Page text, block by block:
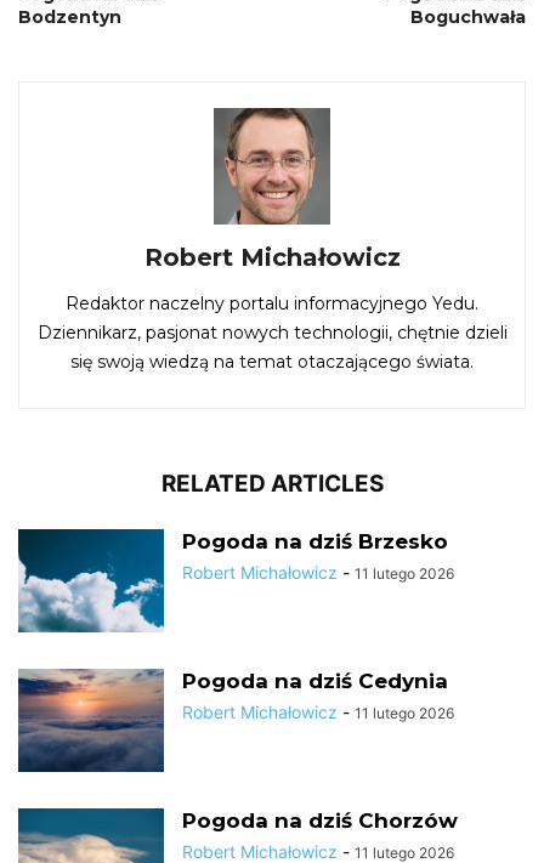
Bodzentyn
Boguchwała
Robert Michałowicz
Redaktor naczelny portalu informacyjnego Yedu.
Dziennikarz, pasjonat nowych technologii, chętnie dzieli
się swoją wiedzą na temat otaczającego świata.
RELATED ARTICLES
Pogoda na dziś Brzesko
Robert Michałowicz - 11 lutego 2026
Pogoda na dziś Cedynia
Robert Michałowicz - 11 lutego 2026
Pogoda na dziś Chorzów
Robert Michałowicz - 11 lutego 2026